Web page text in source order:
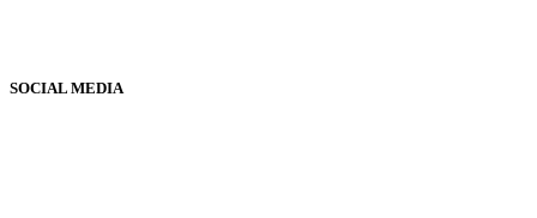
SOCIAL MEDIA